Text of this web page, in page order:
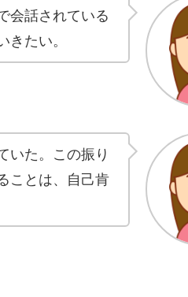
会話されている
たい。
いた。この振り
ことは、自己肯